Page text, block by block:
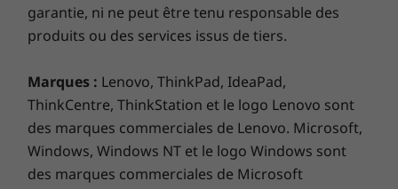
garantie, ni ne peut être tenu responsable des
produits ou des services issus de tiers.
Marques : Lenovo, ThinkPad, IdeaPad,
ThinkCentre, ThinkStation et le logo Lenovo sont
des marques commerciales de Lenovo. Microsoft,
Windows, Windows NT et le logo Windows sont
des marques commerciales de Microsoft